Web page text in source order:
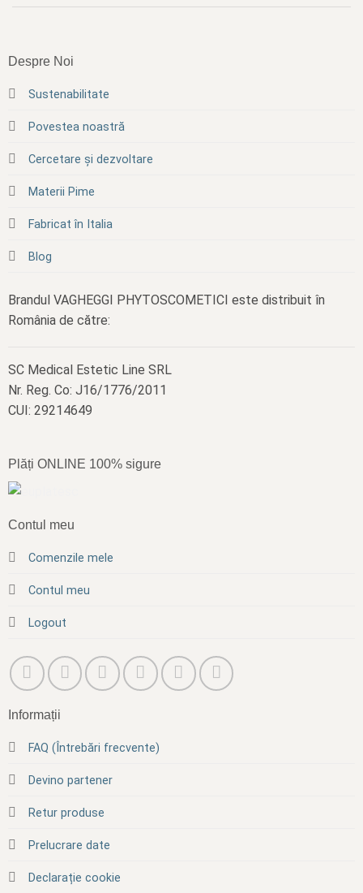
Despre Noi
Sustenabilitate
Povestea noastră
Cercetare și dezvoltare
Materii Pime
Fabricat în Italia
Blog
Brandul VAGHEGGI PHYTOSCOMETICI este distribuit în
România de către:
SC Medical Estetic Line SRL
Nr. Reg. Co: J16/1776/2011
CUI: 29214649
Plăți ONLINE 100% sigure
Contul meu
Comenzile mele
Contul meu
Logout
Informații
FAQ (Întrebări frecvente)
Devino partener
Retur produse
Prelucrare date
Declarație cookie